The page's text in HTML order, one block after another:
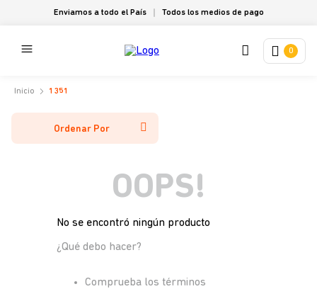
Enviamos a todo el País Todos los medios de pago
0
1351
Ordenar Por
OOPS!
No se encontró ningún producto
¿Qué debo hacer?
Comprueba los términos